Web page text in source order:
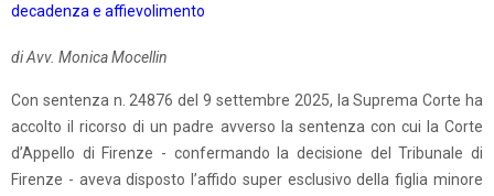
decadenza e affievolimento
di Avv. Monica Mocellin
Con sentenza n. 24876 del 9 settembre 2025, la Suprema Corte ha
accolto il ricorso di un padre avverso la sentenza con cui la Corte
d’Appello di Firenze - confermando la decisione del Tribunale di
Firenze - aveva disposto l’affido super esclusivo della figlia minore